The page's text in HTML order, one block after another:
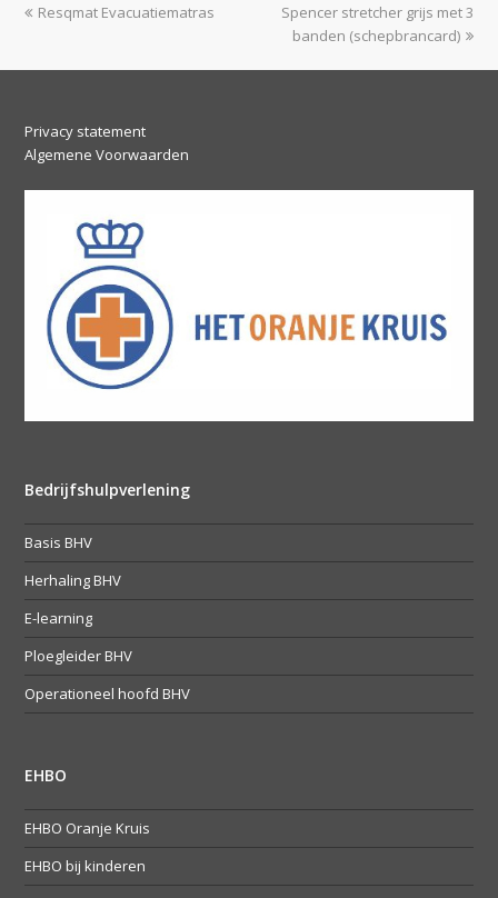
previous
Resqmat Evacuatiematras
next
post:
Spencer stretcher grijs met 3
banden (schepbrancard)
Privacy statement
Algemene Voorwaarden
Bedrijfshulpverlening
Basis BHV
Herhaling BHV
E-learning
Ploegleider BHV
Operationeel hoofd BHV
EHBO
EHBO Oranje Kruis
EHBO bij kinderen